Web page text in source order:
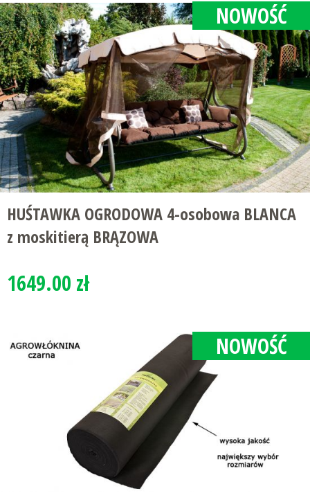
NOWOŚĆ
HUŚTAWKA OGRODOWA 4-osobowa BLANCA
z moskitierą BRĄZOWA
1649.00 zł
NOWOŚĆ